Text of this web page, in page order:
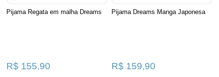
Pijama Regata em malha Dreams
R$ 155,90
Pijama Dreams Manga Japonesa
R$ 159,90